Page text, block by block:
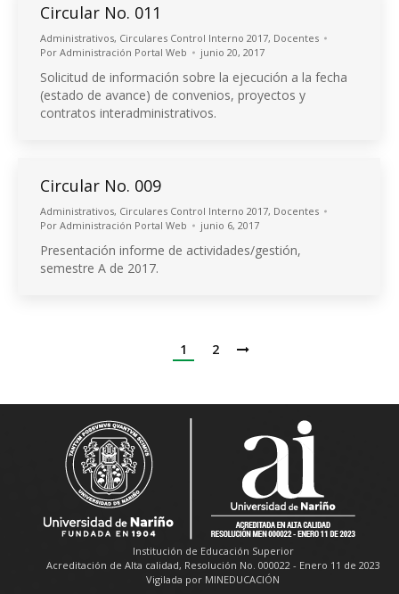
Circular No. 011
Administrativos, Circulares Control Interno 2017, Docentes
Por Administración Portal Web junio 20, 2017
Solicitud de información sobre la ejecución a la fecha
(estado de avance) de convenios, proyectos y
contratos interadministrativos.
Circular No. 009
Administrativos, Circulares Control Interno 2017, Docentes
Por Administración Portal Web junio 6, 2017
Presentación informe de actividades/gestión,
semestre A de 2017.
1 2
Institución de Educación Superior
Acreditación de Alta calidad, Resolución No. 000022 - Enero 11 de 2023
Vigilada por MINEDUCACIÓN